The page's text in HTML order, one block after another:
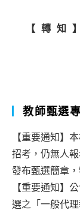
【轉
教師甄選
【重要通知】
招考，仍無人
發布甄選簡章
【重要通知】
選之「一般代